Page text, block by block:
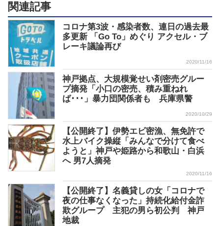
関連記事
コロナ第3波・感染者数、連日の過去最
多更新 「Go To」めぐり アクセル・ブ
レーキ議論再び
2020/11/16
神戸拠点、大規模覚せい剤密売グルー
プ摘発「小口の密売、積み重ねれ
ば･･･」暴力団関係者も 兵庫県警
2020/10/29
【公開終了】伊勢エビ密漁、無免許で
水上バイク操縦「みんなで分けて食べ
ようと」神戸や姫路から和歌山・白浜
へ 男7人摘発
2020/11/16
【公開終了】名義貸しの女「コロナで
夜の仕事なくなった」持続化給付金詐
欺グループ 主犯の男ら初公判 神戸
地裁